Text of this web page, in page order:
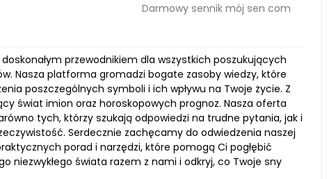
Darmowy sennik mój sen com
przewodnikiem dla wszystkich poszukujących
Nasza platforma gromadzi bogate zasoby wiedzy, które
poszczególnych symboli i ich wpływu na Twoje życie. Z
świat imion oraz horoskopowych prognoz. Nasza oferta
tych, którzy szukają odpowiedzi na trudne pytania, jak i
Serdecznie zachęcamy do odwiedzenia naszej
porad i narzędzi, które pomogą Ci pogłębić
niezwykłego świata razem z nami i odkryj, co Twoje sny